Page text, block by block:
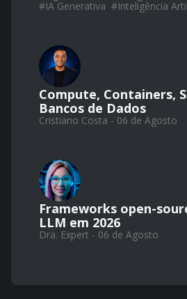
#IA Generativa #Inteligência
Compute, Containers,
Bancos de Dados
Cristiano Costa - 06 de Agosto
Frameworks open-
LLM em 2026
Dra. Expert - 06 de Agosto